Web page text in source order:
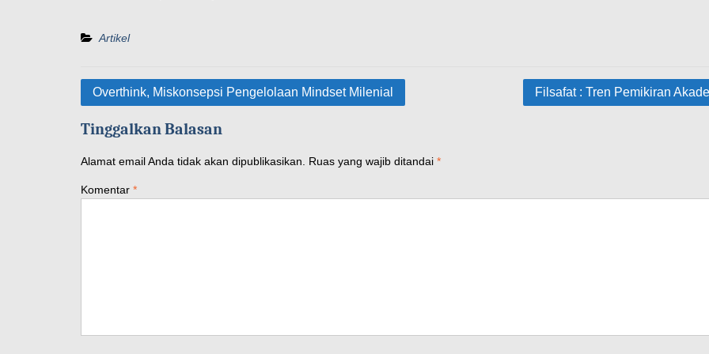
Artikel
Overthink, Miskonsepsi Pengelolaan Mindset Milenial Filsafat : Tren Pemikiran
Tinggalkan Balasan
Alamat email Anda tidak akan dipublikasikan. Ruas yang wajib ditandai *
Komentar *